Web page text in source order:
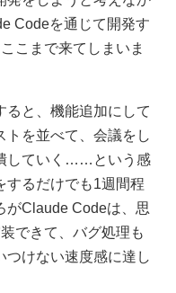
Codeを通じて開発す
こまで来てしまいま
と、機能追加にして
トを並べて、会議をし
していく……という感
するだけでも1週間程
がClaude Codeは、思
できて、バグ処理も
つけない速度感に達し